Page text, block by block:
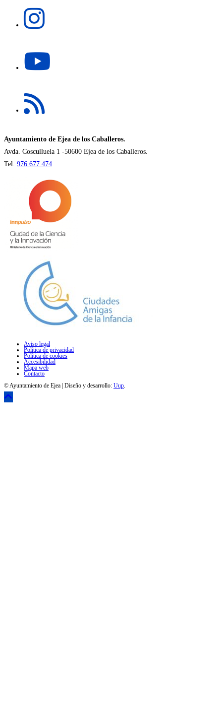
abre
nueva
pestaña
en
nueva
pestaña
Ayuntamiento de Ejea de los Caballeros.
Avda. Cosculluela 1 -50600 Ejea de los Caballeros.
Tel. 976 677 474
Aviso legal
Política de privacidad
Política de cookies
Accesibilidad
Mapa web
Contacto
© Ayuntamiento de Ejea | Diseño y desarrollo: Uup.